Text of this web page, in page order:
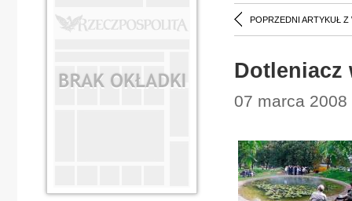
POPRZEDNI ARTYKUŁ Z
Dotleniacz
07 marca